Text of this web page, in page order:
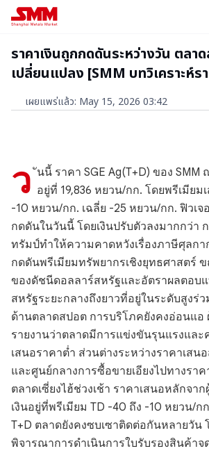
ราคาเงินถูกกดดันระหว่างวัน ตลา
เปลี่ยนแปลง [SMM บทวิเคราะห์ร
เผยแพร่แล้ว: May 15, 2026 03:42
ว นนี้ ราคา SGE Ag(T+D) ของ SMM
อยู่ที่ 19,836 หยวน/กก. โดยพรีเมียม
-10 หยวน/กก. เฉลี่ย -25 หยวน/กก. ฟิวเ
กดดันในวันนี้ โดยเงินปรับตัวลงมากกว่า
ทรัมป์ทำให้ความคาดหวังเรื่องภาษีศุลกา
กดดันพรีเมียมทรัพยากรเชิงยุทธศาสตร์
ของดัชนีดอลลาร์สหรัฐและอัตราผลตอบ
สหรัฐระยะกลางถึงยาวที่อยู่ในระดับสูงร่
ด้านตลาดสปอต การบริโภคยังคงอ่อนแอ
รายงานว่าตลาดมีการแข่งขันรุนแรงและ
เสนอราคาต่ำ ส่วนต่างระหว่างราคาเสน
และศูนย์กลางการซื้อขายเอียงไปทางรา
ตลาดเซี่ยงไฮ้ช่วงเช้า ราคาเสนอหลักจา
เงินอยู่ที่พรีเมียม TD -40 ถึง -10 หยวน/
T+D ตลาดยังคงซบเซาติดต่อกันหลายวัน
พิจารณาการดำเนินการใบรับรองสินค้าจ